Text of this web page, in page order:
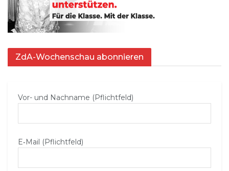
ZdA-Wochenschau abonnieren
Vor- und Nachname (Pflichtfeld)
E‑Mail (Pflichtfeld)